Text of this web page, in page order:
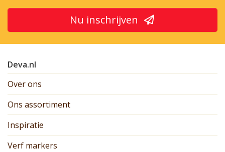
Nu inschrijven
Deva.nl
Over ons
Ons assortiment
Inspiratie
Verf markers